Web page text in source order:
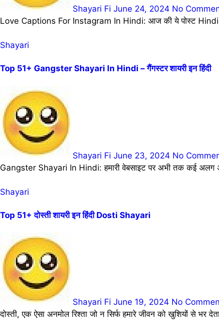
Shayari Fi June 24, 2024 No
Love Captions For Instagram In Hindi: आज की ये पोस्ट
Shayari
Top 51+ Gangster Shayari In Hindi – गैंगस्टर शायरी इन हिंदी
Shayari Fi June 23, 2024 No
Gangster Shayari In Hindi: हमारी वेबसाइट पर अभी तक कई अलग
Shayari
Top 51+ दोस्ती शायरी इन हिंदी Dosti Shayari
Shayari Fi June 19, 2024 No
दोस्ती, एक ऐसा अनमोल रिश्ता जो न सिर्फ हमारे जीवन को खुशियों से